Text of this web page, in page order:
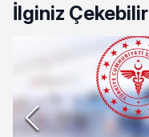
İlginiz Çekebilir